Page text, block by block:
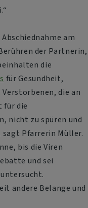
am
der Partnerin,
die
für Gesundheit,
die an
für die
nicht zu spüren und
Pfarrerin Müller.
bis die Viren
und sei
andere Belange und